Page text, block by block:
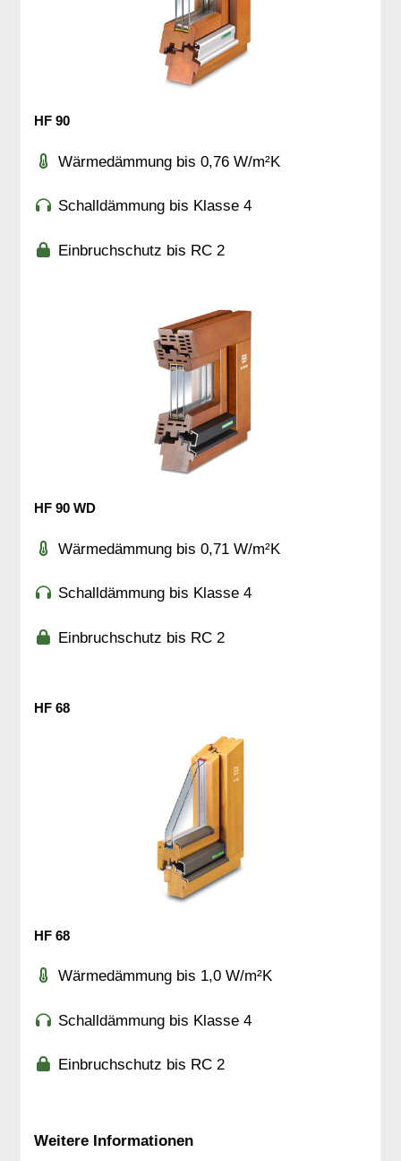
HF 90
Wärmedämmung bis 0,76 W/m²K
Schalldämmung bis Klasse 4
Einbruchschutz bis RC 2
HF 90 WD
Wärmedämmung bis 0,71 W/m²K
Schalldämmung bis Klasse 4
Einbruchschutz bis RC 2
HF 68
HF 68
Wärmedämmung bis 1,0 W/m²K
Schalldämmung bis Klasse 4
Einbruchschutz bis RC 2
Weitere Informationen